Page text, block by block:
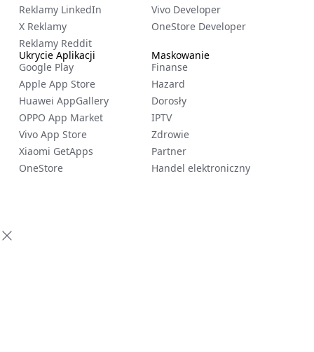
Reklamy LinkedIn
X Reklamy
Reklamy Reddit
Maskowanie
Finanse
Hazard
Dorosły
IPTV
Zdrowie
Partner
Handel elektroniczny
Vivo Developer
OneStore Developer
Ukrycie Aplikacji
Google Play
Apple App Store
Huawei AppGallery
OPPO App Market
Vivo App Store
Xiaomi GetApps
OneStore